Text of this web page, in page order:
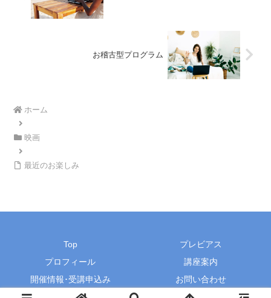
お稽古型プログラム
ホーム
映画
最近のお楽しみ
Top
プレビアス
プロフィール
講座案内
開催情報･受講申込み
お問い合わせ